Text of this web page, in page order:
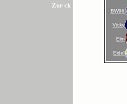
Zur ck
BW96
Vicky
Elm
Eidel